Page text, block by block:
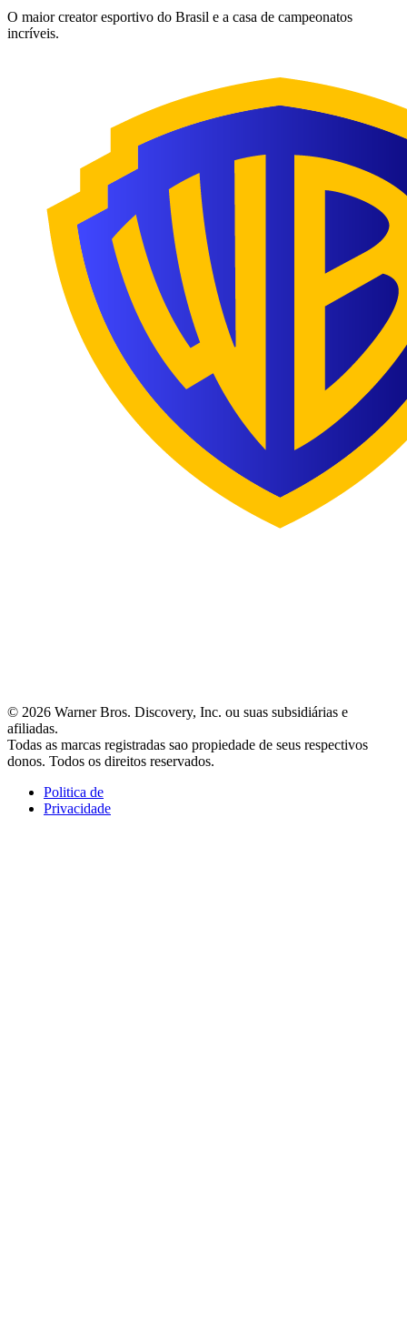
O maior creator esportivo do Brasil e a casa de campeonatos
incríveis.
© 2026 Warner Bros. Discovery, Inc. ou suas subsidiárias e
afiliadas.
Todas as marcas registradas sao propiedade de seus respectivos
donos. Todos os direitos reservados.
Politica de
Privacidade